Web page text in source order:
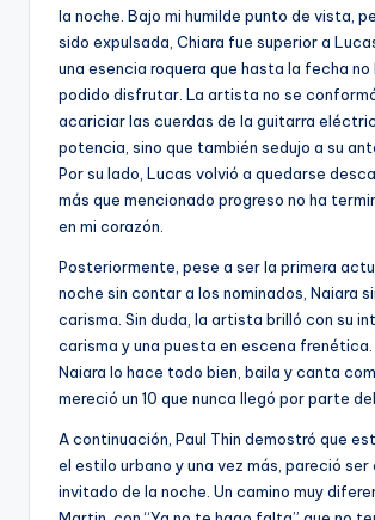
la noche. Bajo mi humilde punto de vista,
sido expulsada, Chiara fue superior a
una esencia roquera que hasta la fecha no
podido disfrutar. La artista no se
acariciar las cuerdas de la guitarra
potencia, sino que también sedujo a su
Por su lado, Lucas volvió a quedarse
más que mencionado progreso no ha
en mi corazón.
Posteriormente, pese a ser la primera
noche sin contar a los nominados, Naiara
carisma. Sin duda, la artista brilló con su
carisma y una puesta en escena frenética.
Naiara lo hace todo bien, baila y canta
mereció un 10 que nunca llegó por parte del
A continuación, Paul Thin demostró que
el estilo urbano y una vez más, pareció
invitado de la noche. Un camino muy